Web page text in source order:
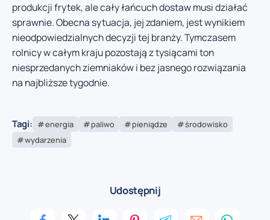
produkcji frytek, ale cały łańcuch dostaw musi działać
sprawnie. Obecna sytuacja, jej zdaniem, jest wynikiem
nieodpowiedzialnych decyzji tej branży. Tymczasem
rolnicy w całym kraju pozostają z tysiącami ton
niesprzedanych ziemniaków i bez jasnego rozwiązania
na najbliższe tygodnie.
Tagi: energia paliwo pieniądze
środowisko
wydarzenia
Udostępnij